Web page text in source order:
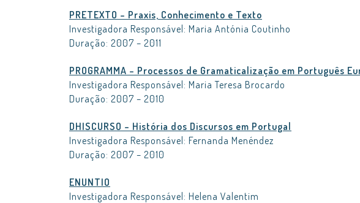
PRETEXTO – Praxis, Conhecimento e Texto
Investigadora Responsável: Maria Antónia Coutinho
Duração: 2007 – 2011
PROGRAMMA – Processos de Gramaticalização em Português
Investigadora Responsável: Maria Teresa Brocardo
Duração: 2007 – 2010
DHISCURSO – História dos Discursos em Portugal
Investigadora Responsável: Fernanda Menéndez
Duração: 2007 – 2010
ENUNTIO
Investigadora Responsável: Helena Valentim